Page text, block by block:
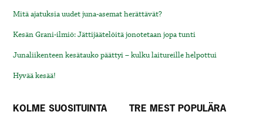
Mitä ajatuksia uudet juna-asemat herättävät?
Kesän Grani-ilmiö: Jättijäätelöitä jonotetaan jopa tunti
Junaliikenteen kesätauko päättyi – kulku laitureille helpottui
Hyvää kesää!
KOLME SUOSITUINTA TRE MEST POPULÄRA